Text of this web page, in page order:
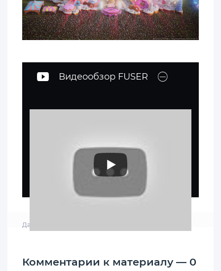
Видеообзор FUSER
Дата: 11-11-2020, 15:58
Комментарии к материалу — 0